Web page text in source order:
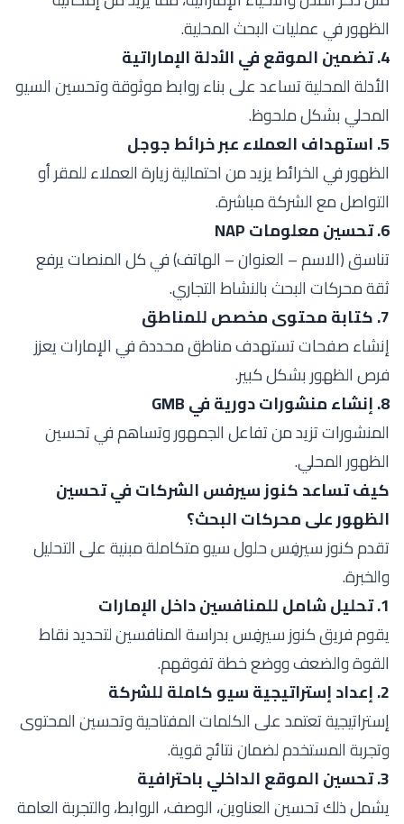
الظهور في عمليات البحث المحلية.
4. تضمين الموقع في الأدلة الإماراتية
الأدلة المحلية تساعد على بناء روابط موثوقة وتحسين السيو
المحلي بشكل ملحوظ.
5. استهداف العملاء عبر خرائط جوجل
الظهور في الخرائط يزيد من احتمالية زيارة العملاء للمقر أو
التواصل مع الشركة مباشرة.
6. تحسين معلومات NAP
تناسق (الاسم – العنوان – الهاتف) في كل المنصات يرفع
ثقة محركات البحث بالنشاط التجاري.
7. كتابة محتوى مخصص للمناطق
إنشاء صفحات تستهدف مناطق محددة في الإمارات يعزز
فرص الظهور بشكل كبير.
8. إنشاء منشورات دورية في GMB
المنشورات تزيد من تفاعل الجمهور وتساهم في تحسين
الظهور المحلي.
كيف تساعد كنوز سيرفس الشركات في تحسين
الظهور على محركات البحث؟
تقدم كنوز سيرفِس حلول سيو متكاملة مبنية على التحليل
والخبرة.
1. تحليل شامل للمنافسين داخل الإمارات
يقوم فريق كنوز سيرفِس بدراسة المنافسين لتحديد نقاط
القوة والضعف ووضع خطة تفوقهم.
2. إعداد إستراتيجية سيو كاملة للشركة
إستراتيجية تعتمد على الكلمات المفتاحية وتحسين المحتوى
وتجربة المستخدم لضمان نتائج قوية.
3. تحسين الموقع الداخلي باحترافية
يشمل ذلك تحسين العناوين، الوصف، الروابط، والتجربة العامة